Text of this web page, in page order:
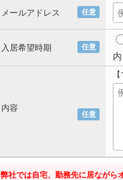
任意
メールアドレス
任意
入居希望時期
内
任意
内容
弊社では自宅、勤務先に居ながら